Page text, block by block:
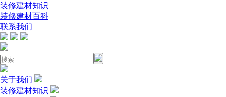
装修建材知识
装修建材百科
联系我们
关于我们
装修建材知识